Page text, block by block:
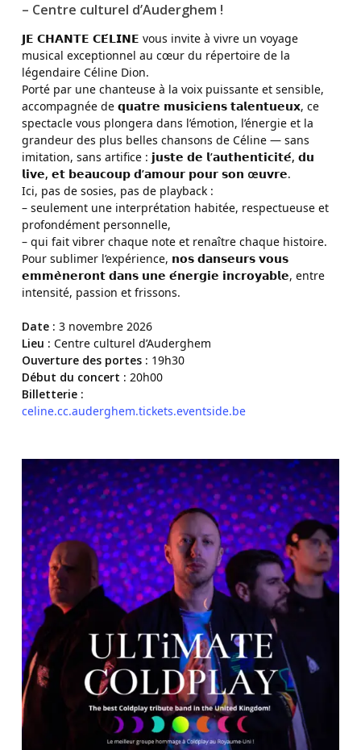
– Centre culturel d’Auderghem !
𝗝𝗘 𝗖𝗛𝗔𝗡𝗧𝗘 𝗖𝗘́𝗟𝗜𝗡𝗘 vous invite à vivre un voyage
musical exceptionnel au cœur du répertoire de la
légendaire Céline Dion.
Porté par une chanteuse à la voix puissante et sensible,
accompagnée de 𝗾𝘂𝗮𝘁𝗿𝗲 𝗺𝘂𝘀𝗶𝗰𝗶𝗲𝗻𝘀 𝘁𝗮𝗹𝗲𝗻𝘁𝘂𝗲𝘂𝘅, ce
spectacle vous plongera dans l’émotion, l’énergie et la
grandeur des plus belles chansons de Céline — sans
imitation, sans artifice : 𝗷𝘂𝘀𝘁𝗲 𝗱𝗲 𝗹’𝗮𝘂𝘁𝗵𝗲𝗻𝘁𝗶𝗰𝗶𝘁𝗲́, 𝗱𝘂
𝗹𝗶𝘃𝗲, 𝗲𝘁 𝗯𝗲𝗮𝘂𝗰𝗼𝘂𝗽 𝗱’𝗮𝗺𝗼𝘂𝗿 𝗽𝗼𝘂𝗿 𝘀𝗼𝗻 œ𝘂𝘃𝗿𝗲.
Ici, pas de sosies, pas de playback :
– seulement une interprétation habitée, respectueuse et
profondément personnelle,
– qui fait vibrer chaque note et renaître chaque histoire.
Pour sublimer l’expérience, 𝗻𝗼𝘀 𝗱𝗮𝗻𝘀𝗲𝘂𝗿𝘀 𝘃𝗼𝘂𝘀
𝗲𝗺𝗺𝗲̀𝗻𝗲𝗿𝗼𝗻𝘁 𝗱𝗮𝗻𝘀 𝘂𝗻𝗲 𝗲́𝗻𝗲𝗿𝗴𝗶𝗲 𝗶𝗻𝗰𝗿𝗼𝘆𝗮𝗯𝗹𝗲, entre
intensité, passion et frissons.
Date : 3 novembre 2026
Lieu : Centre culturel d’Auderghem
Ouverture des portes : 19h30
Début du concert : 20h00
Billetterie :
celine.cc.auderghem.tickets.eventside.be